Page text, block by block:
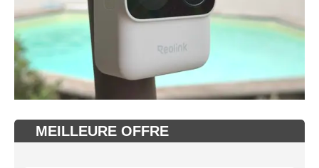
MEILLEURE OFFRE